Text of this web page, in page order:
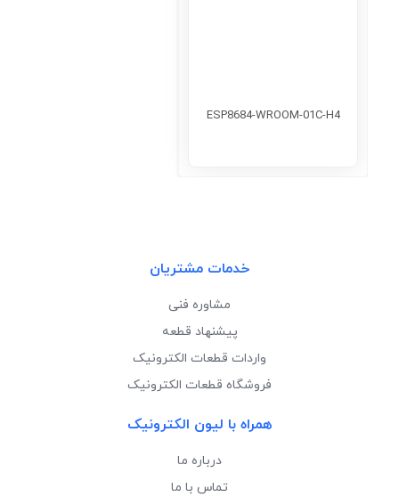
ESP8684-WROOM-01C-H4
خدمات مشتریان
مشاوره فنی
پیشنهاد قطعه
واردات قطعات الکترونیک
فروشگاه قطعات الکترونیک
همراه با لیون الکترونیک
درباره ما
تماس با ما